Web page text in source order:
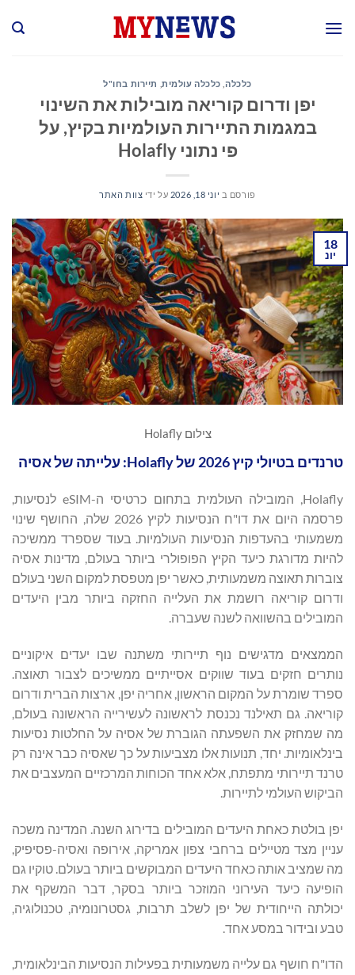
כלכלה כלכלה עולמית, תיירות בחו"ל
יפן ודרום קוריאה מובילות את השינוי
במגמות התיירות העולמיות בקיץ, על
פי נתוני Holafly
פורסם ב יוני 18, 2026 על ידי צוות האתר
18
יונ
צילום Holafly
טרנדים בטיולי קיץ 2026 של Holafly: עלייתה של אסיה
Holafly, המובילה העולמית בתחום כרטיסי ה-eSIM לנסיעות,
פרסמה היום את דו"ח הנסיעות לקיץ 2026 שלה, החושף שינוי
משמעותי בהעדפות הנסיעות העולמיות. בעוד שספרד ממשיכה
להיות מדורגת כיעד הקיץ הפופולרי ביותר בעולם, מדינות אסיה
צוברות תאוצה משמעותית, כאשר יפן מטפסת למקום השני בעולם
ודרום קוריאה רושמת את העלייה החזקה ביותר מבין היעדים
המובילים בהשוואה לשנה שעברה.
הממצאים מדגישים נוף תיירותי משתנה שבו יעדים איקוניים
נותרים חזקים בעוד שווקים אסייתיים ממשיכים לצבור תאוצה.
ספרד שומרת על המקום הראשון, אחריה יפן, ארצות הברית ודרום
קוריאה. גם תאילנד נכנסת לראשונה לעשירייה הראשונה בעולם,
מה שמחזק את השפעתה הגוברת של אסיה על החלטות נסיעות
בינלאומיות. יחד, תנועות אלו מצביעות על כך שאסיה כבר אינה רק
טרנד תיירותי מתפתח, אלא אחד הכוחות המרכזיים המעצבים את
הביקוש העולמי לתיירות.
יפן בולטת כאחת היעדים המובילים בדירוג השנה. המדינה משכה
עניין מצד מטיילים ברחבי צפון אמריקה, אירופה ואסיה-פסיפיק,
מה שמציב אותה כאחד היעדים המבוקשים ביותר בעולם. טוקיו גם
הופיעה כיעד העירוני המוזכר ביותר בסקר, דבר המשקף את
יכולתה הייחודית של יפן לשלב תרבות, גסטרונומיה, טכנולוגיה,
טבע ובידור במסע אחד.
הדו"ח חושף גם עלייה משמעותית בפעילות הנסיעות הבינלאומית,